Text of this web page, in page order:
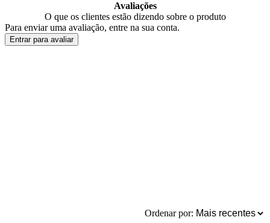
Avaliações
O que os clientes estão dizendo sobre o produto
Para enviar uma avaliação, entre na sua conta.
Entrar para avaliar
Ordenar por: